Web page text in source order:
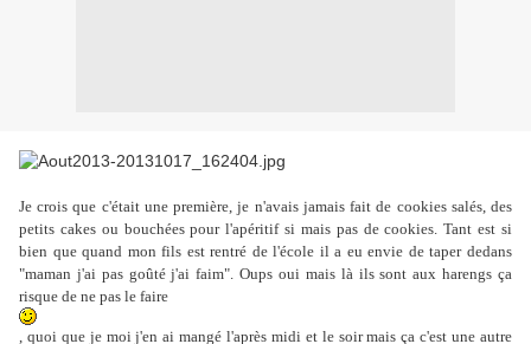
Je crois que c'était une première, je n'avais jamais fait de cookies salés, des
petits cakes ou bouchées pour l'apéritif si mais pas de cookies. Tant est si
bien que quand mon fils est rentré de l'école il a eu envie de taper dedans
"maman j'ai pas goûté j'ai faim". Oups oui mais là ils sont aux harengs ça
risque de ne pas le faire
, quoi que je moi j'en ai mangé l'après midi et le soir mais ça c'est une autre